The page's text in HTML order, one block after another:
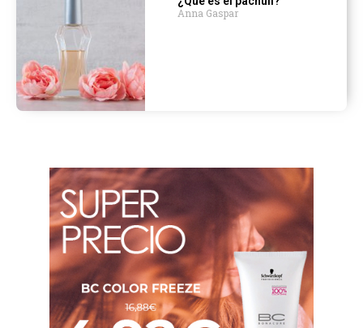
Anna Gaspar